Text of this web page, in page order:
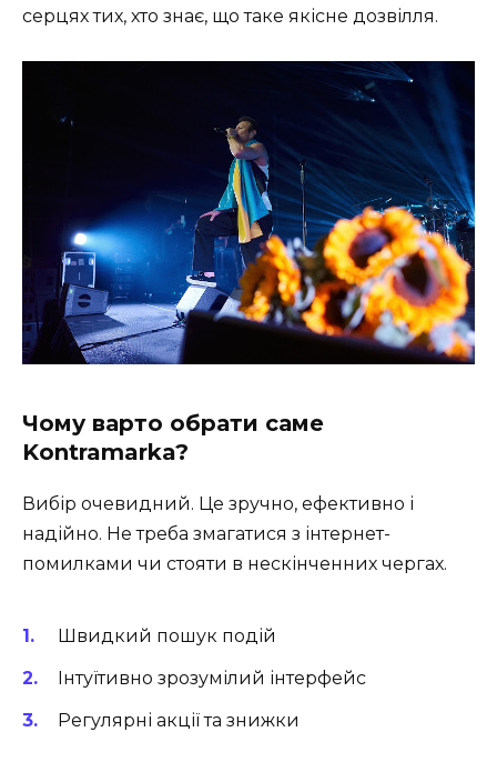
серцях тих, хто знає, що таке якісне дозвілля.
Чому варто обрати саме
Kontramarka?
Вибір очевидний. Це зручно, ефективно і
надійно. Не треба змагатися з інтернет-
помилками чи стояти в нескінченних чергах.
Швидкий пошук подій
Інтуїтивно зрозумілий інтерфейс
Регулярні акції та знижки